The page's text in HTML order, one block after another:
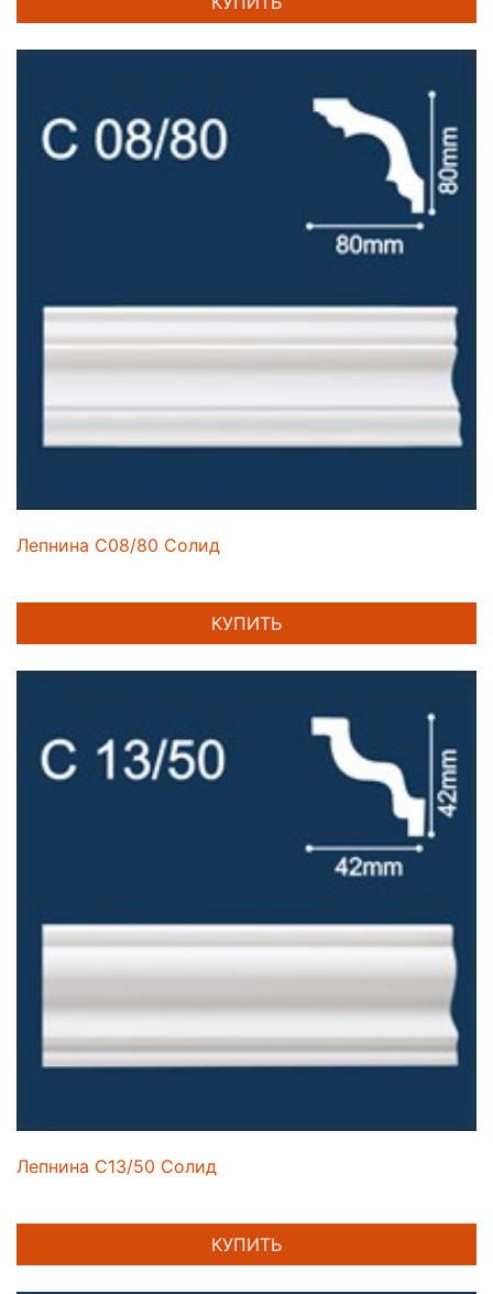
Лепнина C08/80 Солид
КУПИТЬ
Лепнина C13/50 Солид
КУПИТЬ